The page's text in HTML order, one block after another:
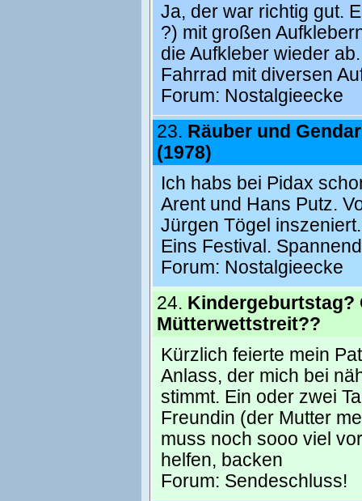
Ja, der war richtig gut.
?) mit großen
die Aufkleber wieder
Fahrrad mit diversen
Forum: Nostalgieecke
23. Räuber und
(1978)
Ich habs bei Pidax
Arent und Hans Putz.
Jürgen Tögel
Eins Festival.
Forum: Nostalgieecke
24. Kindergeburtstag?
Mütterwettstreit??
Kürzlich feierte mein
Anlass, der mich bei
stimmt. Ein oder zwei
Freundin (der Mutter
muss noch sooo viel
helfen, backen
Forum: Sendeschluss!